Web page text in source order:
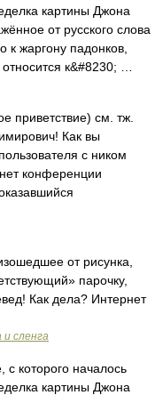
картины Джона
от русского слова
к жаргону падонков,
к&#8230; …
приветствие) см. тж.
Как вы
с ником
конференции
от рисунка,
парочку,
Как дела? Интернет
и сленга
которого началось
картины Джона